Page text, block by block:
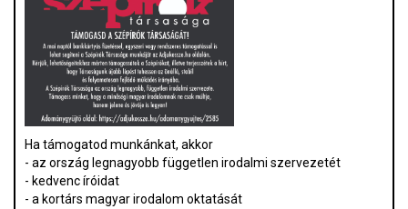
Ha támogatod munkánkat, akkor
- az ország legnagyobb független irodalmi szervezetét
- kedvenc íróidat
- a kortárs magyar irodalom oktatását